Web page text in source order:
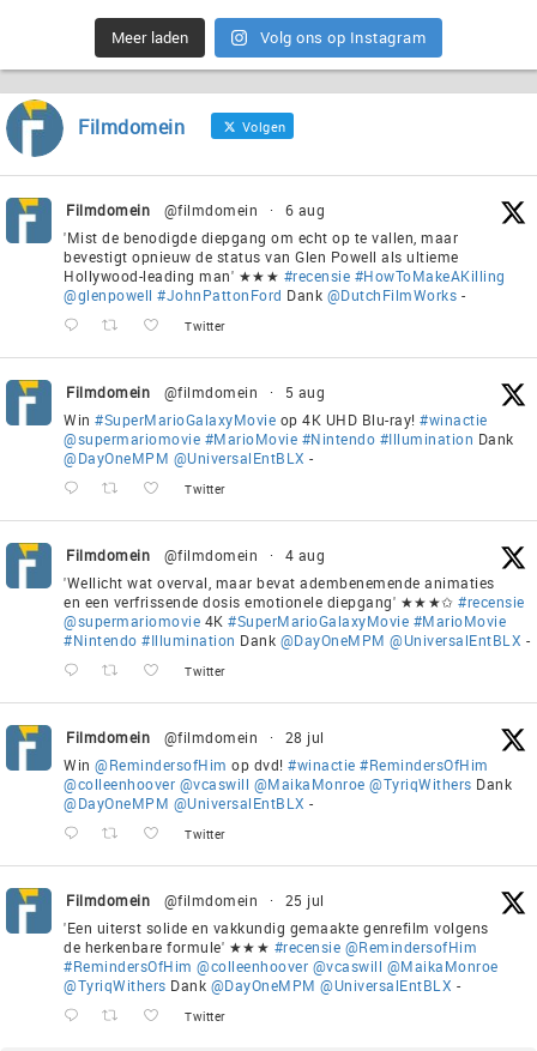
Meer laden Volg ons op Instagram
Filmdomein Volgen
Filmdomein @filmdomein ·
6 aug
'Mist de benodigde diepgang om echt op te vallen, maar
bevestigt opnieuw de status van Glen Powell als ultieme
Hollywood-leading man' ★★★ #recensie #HowToMakeAKilling
@glenpowell #JohnPattonFord Dank @DutchFilmWorks -
Twitter
Filmdomein @filmdomein ·
5 aug
Win #SuperMarioGalaxyMovie op 4K UHD Blu-ray! #winactie
@supermariomovie #MarioMovie #Nintendo #Illumination Dank
@DayOneMPM @UniversalEntBLX -
Twitter
Filmdomein @filmdomein ·
4 aug
'Wellicht wat overval, maar bevat adembenemende animaties
en een verfrissende dosis emotionele diepgang' ★★★✩ #recensie
@supermariomovie 4K #SuperMarioGalaxyMovie #MarioMovie
#Nintendo #Illumination Dank @DayOneMPM @UniversalEntBLX -
Twitter
Filmdomein @filmdomein ·
28 jul
Win @RemindersofHim op dvd! #winactie #RemindersOfHim
@colleenhoover @vcaswill @MaikaMonroe @TyriqWithers Dank
@DayOneMPM @UniversalEntBLX -
Twitter
Filmdomein @filmdomein ·
25 jul
'Een uiterst solide en vakkundig gemaakte genrefilm volgens
de herkenbare formule' ★★★ #recensie @RemindersofHim
#RemindersOfHim @colleenhoover @vcaswill @MaikaMonroe
@TyriqWithers Dank @DayOneMPM @UniversalEntBLX -
Twitter